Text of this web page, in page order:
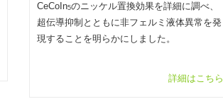
CeCoIn5のニッケル置換効果を詳細に調べ、
超伝導抑制とともに非フェルミ液体異常を発
現することを明らかにしました。
詳細はこちら